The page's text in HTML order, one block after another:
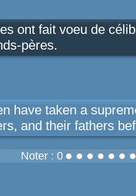
ont fait voeu de
pères.
have taken a
and their fathers
Noter : 0